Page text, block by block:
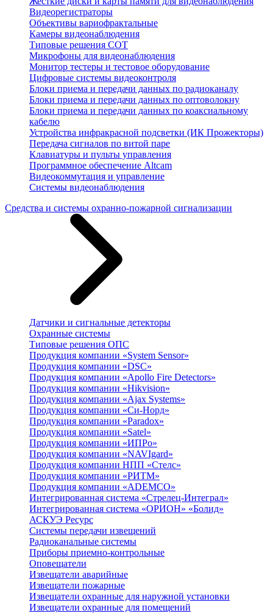
Видеорегистраторы
Объективы вариофрактальные
Камеры видеонаблюдения
Типовые решения СОТ
Микрофоны для видеонаблюдения
Монитор тестеры и тестовое оборудование
Цифровые системы видеоконтроля
Блоки приема и передачи данных по радиоканалу
Блоки приема и передачи данных по оптоволокну
Блоки приема и передачи данных по коаксиальному
кабелю
Устройства инфракрасной подсветки (ИК Прожекторы)
Передача сигналов по витой паре
Клавиатуры и пульты управления
Программное обеспечение Altcam
Видеокоммутация и управление
Системы видеонаблюдения
Средства и системы охранно-пожарной сигнализации
Датчики и сигнальные детекторы
Охранные системы
Типовые решения ОПС
Продукция компании «System Sensor»
Продукция компании «DSC»
Продукция компании «Apollo Fire Detectors»
Продукция компании «Hikvision»
Продукция компании «Ajax Systems»
Продукция компании «Си-Норд»
Продукция компании «Paradox»
Продукция компании «Satel»
Продукция компании «ИПРо»
Продукция компании «NAVIgard»
Продукция компании НПП «Стелс»
Продукция компании «РИТМ»
Продукция компании «ADEMCO»
Интегрированная система «Стрелец-Интеграл»
Интегрированная система «ОРИОН» «Болид»
АСКУЭ Ресурс
Системы передачи извещений
Радиоканальные системы
Приборы приемно-контрольные
Оповещатели
Извещатели аварийные
Извещатели пожарные
Извещатели охранные для наружной установки
Извещатели охранные для помещений